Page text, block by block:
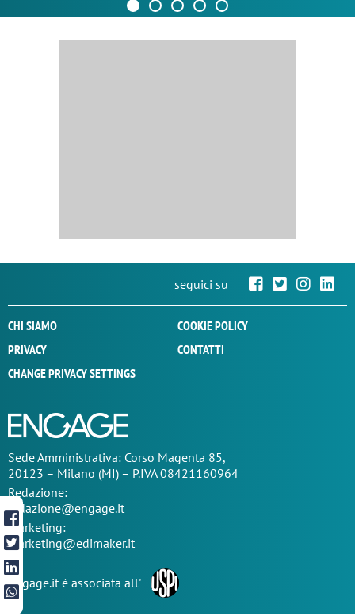
seguici su
CHI SIAMO
COOKIE POLICY
PRIVACY
CONTATTI
CHANGE PRIVACY SETTINGS
SedeAmministrativa: Corso Magenta 85,
20123 – Milano (MI) – P.IVA 08421160964
Redazione:
redazione@engage.it
Marketing:
marketing@edimaker.it
Engage.it è associata all'